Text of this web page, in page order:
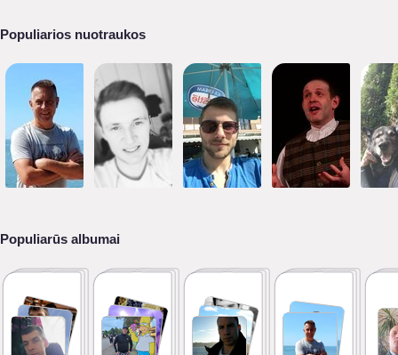
Populiarios nuotraukos
Populiarūs albumai